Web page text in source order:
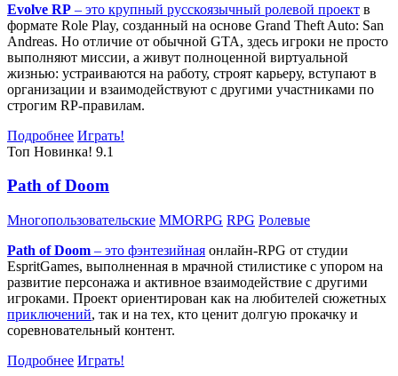
Evolve RP – это крупный русскоязычный ролевой проект в
формате Role Play, созданный на основе Grand Theft Auto: San
Andreas. Но отличие от обычной GTA, здесь игроки не просто
выполняют миссии, а живут полноценной виртуальной
жизнью: устраиваются на работу, строят карьеру, вступают в
организации и взаимодействуют с другими участниками по
строгим RP-правилам.
Подробнее Играть!
Топ Новинка! 9.1
Path of Doom
Многопользовательские MMORPG RPG Ролевые
Path of Doom – это фэнтезийная онлайн-RPG от студии
EspritGames, выполненная в мрачной стилистике с упором на
развитие персонажа и активное взаимодействие с другими
игроками. Проект ориентирован как на любителей сюжетных
приключений, так и на тех, кто ценит долгую прокачку и
соревновательный контент.
Подробнее Играть!